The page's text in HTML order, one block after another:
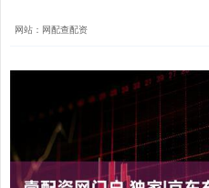
网站：网配查配资